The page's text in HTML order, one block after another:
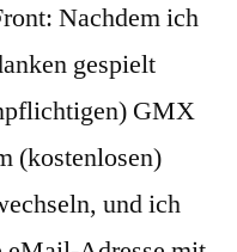
Nachdem ich
gespielt
GMX
(kostenlosen)
und ich